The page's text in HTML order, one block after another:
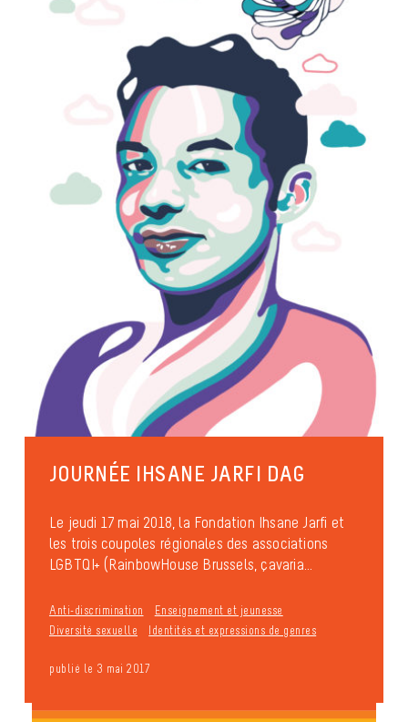
JOURNÉE IHSANE JARFI DAG
Le jeudi 17 mai 2018, la Fondation Ihsane Jarfi et
les trois coupoles régionales des associations
LGBTQI+ (RainbowHouse Brussels, çavaria...
Anti-discrimination
Enseignement et jeunesse
Diversité sexuelle
Identités et expressions de genres
publié le 3 mai 2017